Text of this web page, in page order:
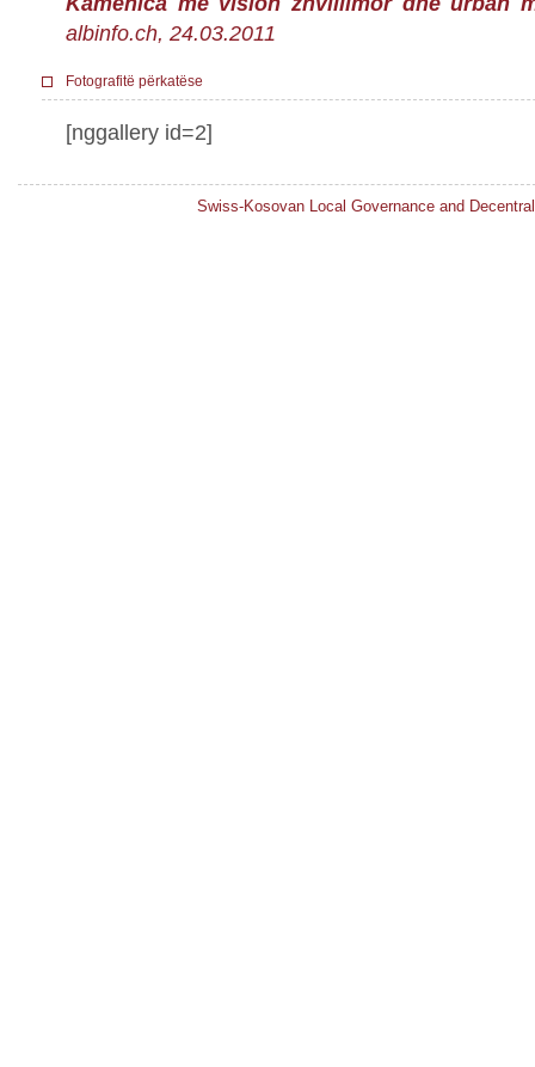
albinfo.ch, 24.03.2011
Fotografitë përkatëse
[nggallery id=2]
Swiss-Kosovan Local Governance and